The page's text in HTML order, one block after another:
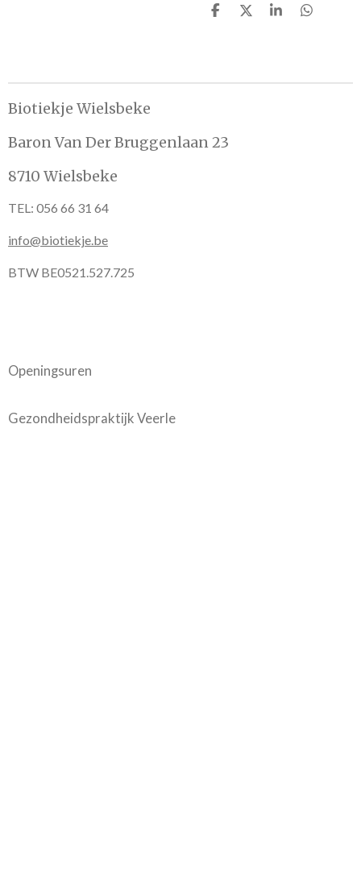
D
D
S
D
Biotiekje Wielsbeke
Baron Van Der Bruggenlaan 23
8710 Wielsbeke
TEL: 056 66 31 64
info@biotiekje.be
BTW BE0521.527.725
Openingsuren
Gezondheidspraktijk Veerle